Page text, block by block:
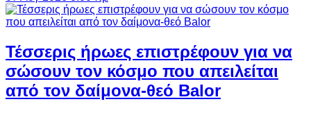
Τέσσερις ήρωες επιστρέφουν για να
σώσουν τον κόσμο που απειλείται
από τον δαίμονα-θεό Balor